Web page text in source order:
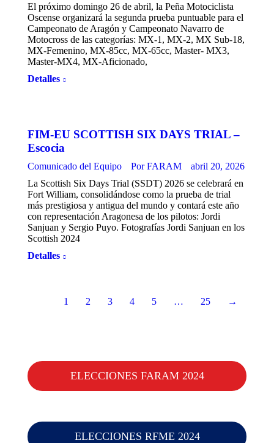
El próximo domingo 26 de abril, la Peña Motociclista
Oscense organizará la segunda prueba puntuable para el
Campeonato de Aragón y Campeonato Navarro de
Motocross de las categorías: MX-1, MX-2, MX Sub-18,
MX-Femenino, MX-85cc, MX-65cc, Master- MX3,
Master-MX4, MX-Aficionado,
Detalles
FIM-EU SCOTTISH SIX DAYS TRIAL –
Escocia
Comunicado del Equipo PorFARAM
abril 20, 2026
La Scottish Six Days Trial (SSDT) 2026 se celebrará en
Fort William, consolidándose como la prueba de trial
más prestigiosa y antigua del mundo y contará este año
con representación Aragonesa de los pilotos: Jordi
Sanjuan y Sergio Puyo. Fotografías Jordi Sanjuan en los
Scottish 2024
Detalles
1 2 3 4 5 … 25 →
ELECCIONES FARAM 2024
ELECCIONES RFME 2024